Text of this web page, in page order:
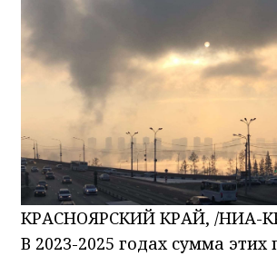
КРАСНОЯРСКИЙ КРАЙ, /НИА-
В 2023-2025 годах сумма этих